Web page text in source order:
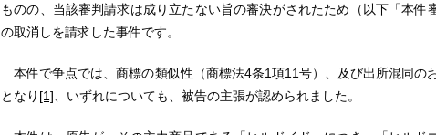
ものの、当該審判請求は成り立たない旨の審決がされたため（以下「本件
の取消しを請求した事件です。
本件で争点では、商標の類似性（商標法4条1項11号）、及び出所混同の
となり [1] 、いずれについても、被告の主張が認められました。